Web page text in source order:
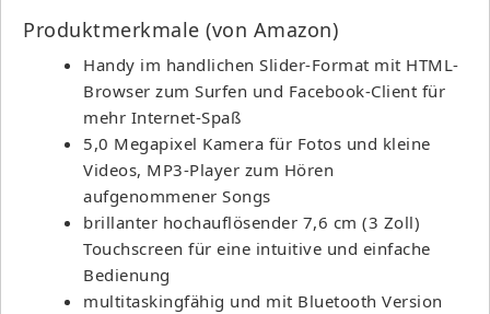
Produktmerkmale (von Amazon)
Handy im handlichen Slider-Format mit HTML-
Browser zum Surfen und Facebook-Client für
mehr Internet-Spaß
5,0 Megapixel Kamera für Fotos und kleine
Videos, MP3-Player zum Hören
aufgenommener Songs
brillanter hochauflösender 7,6 cm (3 Zoll)
Touchscreen für eine intuitive und einfache
Bedienung
multitaskingfähig und mit Bluetooth Version